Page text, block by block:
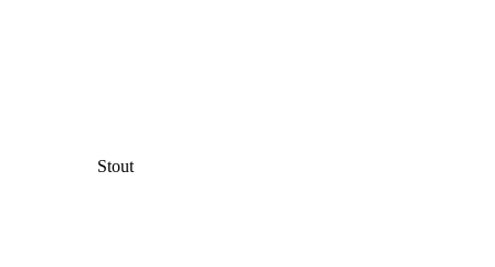
Stout